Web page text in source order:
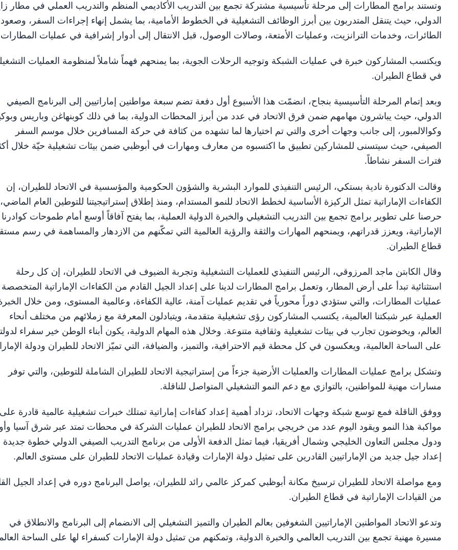
وتستند برامج المطارات إلى مرحلة تأسيسية مشتركة تجمع بين التدريب الأكاديمي المنظم والتدريب العملي في مطار
الدولي، حيث يتنقل المتدربون بين أبرز الوظائف التشغيلية في الخطوط الأمامية، بما يشمل إنهاء إجراءات السفر، وصعود
الطائرات، وخدمات الترانزيت، وعمليات الأمتعة، وصالات الوصول، قبل الانتقال إلى أدوار إشرافية في عمليات
ويكتسب المشاركون خبرة في عمليات الشبكة وتوجيه الرحلات الجوية، بما يمنحهم فهماً شاملاً لمنظومة العمليات
في قطاع الطيران.
وبعد إتمام المرحلة التأسيسية بنجاح، انضمّت هذا الأسبوع أول دفعة تضم سبعة مواطنين إماراتيين إلى البرنامج الصيفي
الدولي، حيث يباشرون مهامهم ضمن فرق الاتحاد في عدد من أبرز المحطات الدولية، بما في ذلك كوبنهاغن وباريس
وكوالالمبور، إلى جانب وجهات أخرى والتي تم اختيارها لما تشهده من كثافة في حركة المسافرين خلال موسم السفر
الصيفي، حيث سيتسنى للمشاركين تطبيق ما اكتسبوه من معارف ومهارات في أبوظبي ضمن بيئات تشغيلية حيّة خلال
فترات السفر نشاطاً.
وقالت الدكتورة نادية بستكي، الرئيس التنفيذي للموارد البشرية والشؤون الحكومية والمؤسسية في الاتحاد للطيران، إن
الكفاءات الإماراتية تمثل الركيزة الأساسية لخطط الاتحاد للنمو المستدام، ومنذ إطلاق إستراتيجيتنا للتوطين العام الماضي،
حرصنا على تطوير برامج تجمع بين التدريب التشغيلي والخبرة الدولية العملية، بما يفتح آفاقاً أوسع أمام طموحات كوادرنا
الإماراتية، ويعزز قدراتهم، ويمنحهم المهارات والثقة والرؤية العالمية التي تمكّنهم من الازدهار والمساهمة في رسم
قطاع الطيران.
وقال الكابتن ماجد المرزوقي، الرئيس التنفيذي للعمليات التشغيلية وتجربة الضيوف في الاتحاد للطيران، إن كل رحلة
استثنائية تبدأ على أرض المطار، وتعمل برامج المطارات لدينا على إعداد الجيل القادم من الكفاءات الإماراتية
عمليات المطارات، والتي ستؤدي دوراً محورياً في تقديم عمليات آمنة، عالية الكفاءة، وعالمية المستوى، ومن خلال
العملية عبر شبكتنا العالمية، يكتسب المشاركون رؤى تشغيلية متقدمة، ويتبادلون المعرفة مع زملائهم من مختلف أنحاء
العالم، ويخوضون تجارب في بيئات تشغيلية وثقافية متنوعة. وخلال هذه المهام الدولية، يكون أبناء الوطن خير سفراء
على الساحة العالمية، ويعكسون في كل محطة قيم الاحترافية، والتميز، والضيافة، التي تميّز الاتحاد للطيران ودولة
وتشكل برامج عمليات المطارات والعمليات الأرضية جزءاً من إستراتيجية الاتحاد للطيران الشاملة للتوطين، والتي توفر
مسارات مهنية للمواطنين، بالتوازي مع دعم النمو التشغيلي المتواصل للناقلة.
ووفق الناقلة فمع توسع شبكة وجهات الاتحاد، تزداد أهمية إعداد كفاءات إماراتية تمتلك خبرات تشغيلية عالمية قادرة على
مواكبة هذا النمو ويقود اليوم عدد من خريجي برامج الاتحاد للطيران عمليات الشركة في محطات تمتد عبر شرق آسيا
ودول مجلس التعاون الخليجي وشمال أفريقيا، فيما تمثل الدفعة الأولى من برنامج التدريب الصيفي الدولي خطوة جديدة
إعداد جيل جديد من الإماراتيين القادرين على تمثيل دولة الإمارات وقيادة عمليات الاتحاد للطيران على مستوى العالم.
ومع مواصلة الاتحاد للطيران ترسيخ مكانة أبوظبي كمركز عالمي رائد للطيران، يواصل البرنامج دوره في إعداد الجيل
من القيادات الإماراتية في قطاع الطيران.
وتدعو الاتحاد المواطنين الإماراتيين الشغوفين بعالم الطيران والتميز التشغيلي إلى الانضمام إلى البرنامج والانطلاق في
مسيرة مهنية تجمع بين التدريب العالمي والخبرة الدولية، وتمكنهم من تمثيل دولة الإمارات كسفراء لها على الساحة